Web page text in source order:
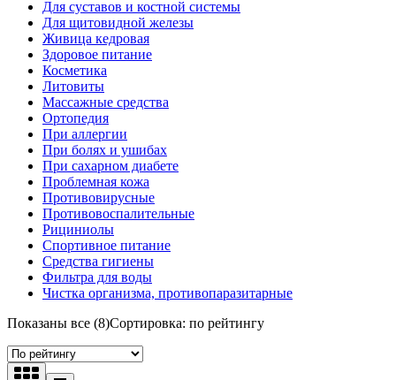
Для суставов и костной системы
Для щитовидной железы
Живица кедровая
Здоровое питание
Косметика
Литовиты
Массажные средства
Ортопедия
При аллергии
При болях и ушибах
При сахарном диабете
Проблемная кожа
Противовирусные
Противовоспалительные
Рициниолы
Спортивное питание
Средства гигиены
Фильтра для воды
Чистка организма, противопаразитарные
Показаны все (8)Сортировка: по рейтингу